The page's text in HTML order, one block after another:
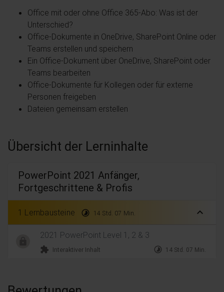
Office mit oder ohne Office 365-Abo: Was ist der
Unterschied?
Office-Dokumente in OneDrive, SharePoint Online oder
Teams erstellen und speichern
Ein Office-Dokument über OneDrive, SharePoint oder
Teams bearbeiten
Office-Dokumente für Kollegen oder für externe
Personen freigeben
Dateien gemeinsam erstellen
Übersicht der Lerninhalte
PowerPoint 2021 Anfänger,
Fortgeschrittene & Profis
1 Lernbausteine timelapse 14 Std. 07 Min. expand_less
2021 PowerPoint Level 1, 2 & 3
extension Interaktiver Inhalt timelapse 14 Std. 07 Min.